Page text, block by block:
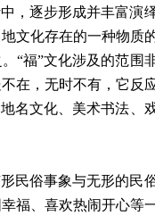
，逐步形成并丰富演
文化存在的一种物质
“福”文化涉及的范围
在，无时不有，它反
名文化、美术书法、
民俗事象与无形的民
福、喜欢热闹开心等